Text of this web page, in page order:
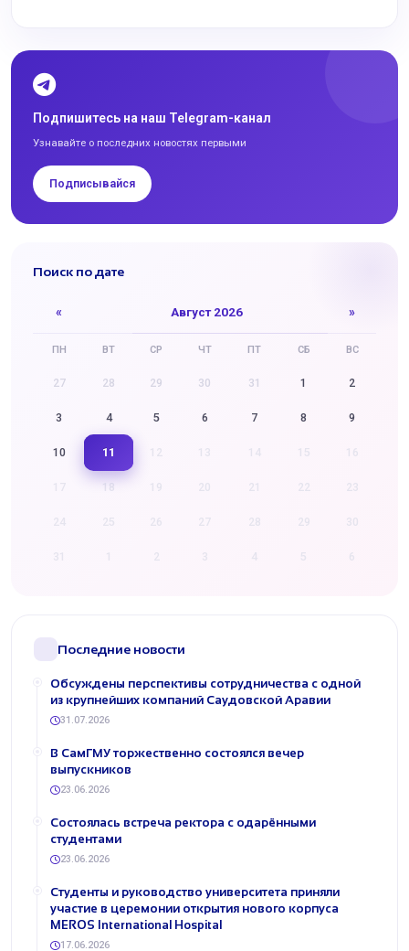
Подпишитесь на наш Telegram-канал
Узнавайте о последних новостях первыми
Подписывайся
Поиск по дате
« Август 2026 »
ПН ВТ СР ЧТ ПТ СБ ВС
27 28 29 30 31 1 2
3 4 5 6 7 8 9
10 11 16
18 22 23
29 30
4 5 6
Последние новости
Обсуждены перспективы сотрудничества с одной
из крупнейших компаний Саудовской Аравии
31.07.2026
В СамГМУ торжественно состоялся вечер
выпускников
23.06.2026
Состоялась встреча ректора с одарёнными
студентами
23.06.2026
Студенты и руководство университета приняли
участие в церемонии открытия нового корпуса
MEROS International Hospital
17.06.2026